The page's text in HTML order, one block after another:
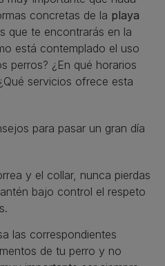
concretas de la playa
que te encontrarás en la
está contemplado el uso
perros? ¿En qué horarios
servicios ofrece esta
para pasar un gran día
y el collar, nunca pierdas
bajo control el respeto
las correspondientes
de tu perro y no